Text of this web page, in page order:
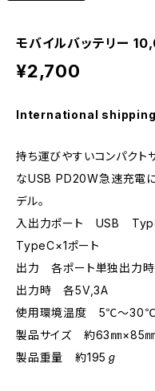
モバイルバッテリー
¥2,700
International
持ち運びやすいコンパクト
なUSB PD20W急速充電
デル。
入出力ポート USB
TypeC×1ポート
出力 各ポート単独出
出力時 各5V,3A
使用環境温度 5℃～30℃
製品サイズ 約63㎜×85
製品重量 約195ℊ